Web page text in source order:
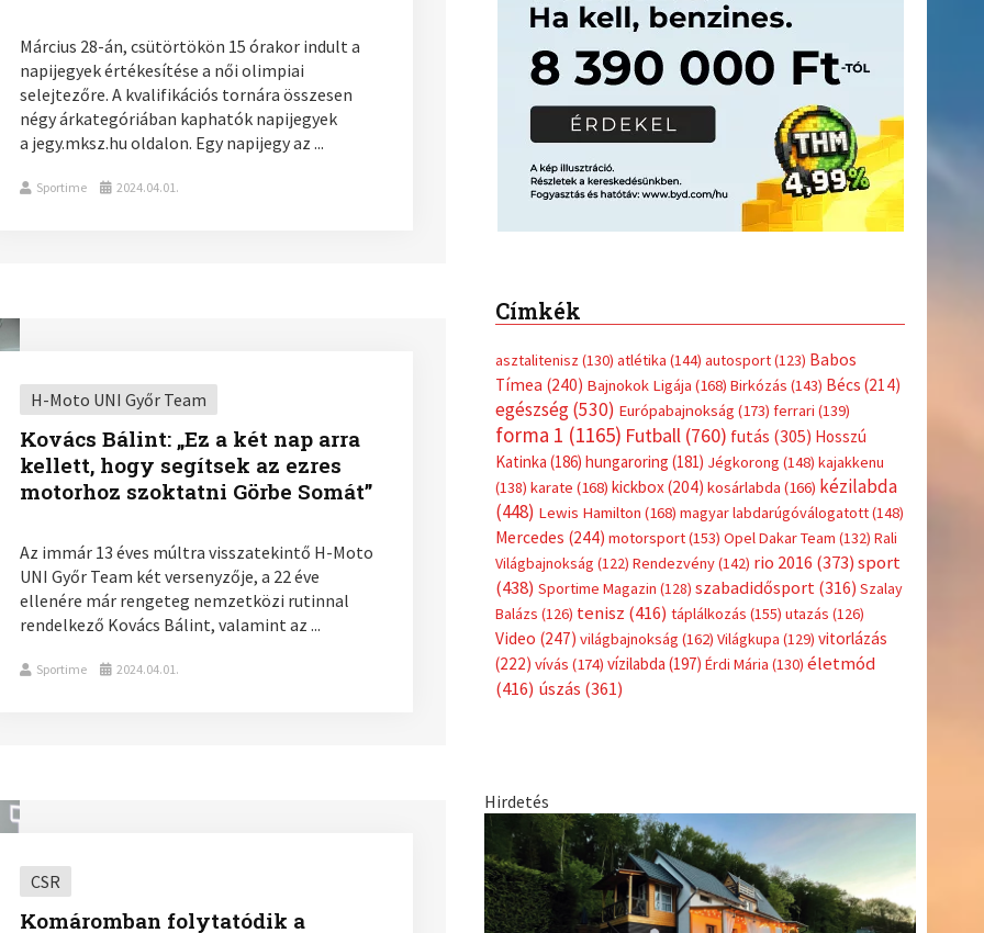
Március 28-án, csütörtökön 15 órakor indult a
napijegyek értékesítése a női olimpiai
selejtezőre. A kvalifikációs tornára összesen
négy árkategóriában kaphatók napijegyek
a jegy.mksz.hu oldalon. Egy napijegy az ...
Sportime 2024.04.01.
H-Moto UNI Győr Team
Kovács Bálint: „Ez a két nap arra
kellett, hogy segítsek az ezres
motorhoz szoktatni Görbe Somát”
Az immár 13 éves múltra visszatekintő H-Moto
UNI Győr Team két versenyzője, a 22 éve
ellenére már rengeteg nemzetközi rutinnal
rendelkező Kovács Bálint, valamint az ...
Sportime 2024.04.01.
CSR
Komáromban folytatódik a
Címkék
asztalitenisz (130) atlétika (144) autosport(123) Babos
Tímea (240) Bajnokok Ligája (168) Birkózás (143) Bécs (214)
egészség(530) Európabajnokság (173) ferrari (139)
forma 1 (1165) Futball (760) futás (305) Hosszú
Katinka (186) hungaroring (181) Jégkorong (148) kajakkenu
(138) karate (168) kickbox(204) kosárlabda (166) kézilabda
(448) Lewis Hamilton (168) magyar labdarúgóválogatott(148)
Mercedes (244) motorsport(153) Opel Dakar Team (132) Rali
Világbajnokság (122) Rendezvény(142) rio 2016 (373) sport
(438) Sportime Magazin (128) szabadidősport (316) Szalay
Balázs (126) tenisz (416) táplálkozás (155) utazás (126)
Video (247) világbajnokság (162) Világkupa (129) vitorlázás
(222) vívás (174) vízilabda (197) Érdi Mária (130) életmód
(416) úszás (361)
Hirdetés